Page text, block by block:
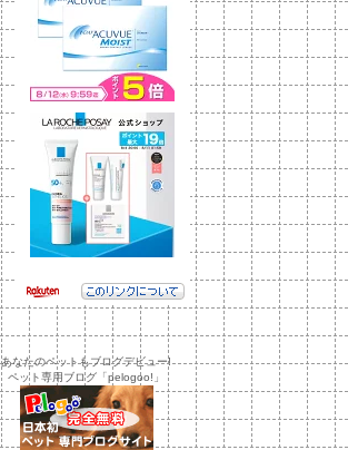
あなたのペットもブログデビュー!
ペット専用ブログ「pelogoo!」